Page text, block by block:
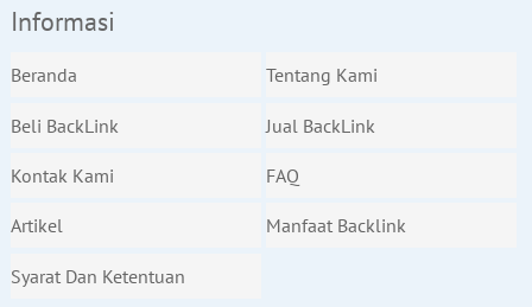
Informasi
Beranda Tentang Kami
Beli BackLink Jual BackLink
Kontak Kami FAQ
Artikel Manfaat Backlink
Syarat Dan Ketentuan